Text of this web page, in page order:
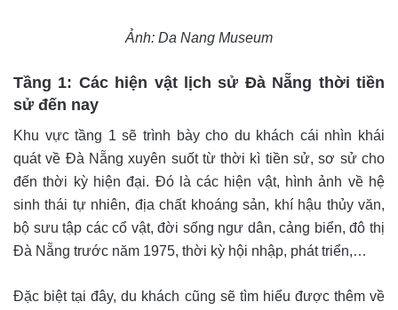
Ảnh: Da Nang Museum
Tầng 1: Các hiện vật lịch sử Đà Nẵng thời tiền
sử đến nay
Khu vực tầng 1 sẽ trình bày cho du khách cái nhìn khái
quát về Đà Nẵng xuyên suốt từ thời kì tiền sử, sơ sử cho
đến thời kỳ hiện đại. Đó là các hiện vật, hình ảnh về hệ
sinh thái tự nhiên, địa chất khoáng sản, khí hậu thủy văn,
bộ sưu tập các cổ vật, đời sống ngư dân, cảng biển, đô thị
Đà Nẵng trước năm 1975, thời kỳ hội nhập, phát triển,…
Đặc biệt tại đây, du khách cũng sẽ tìm hiểu được thêm về